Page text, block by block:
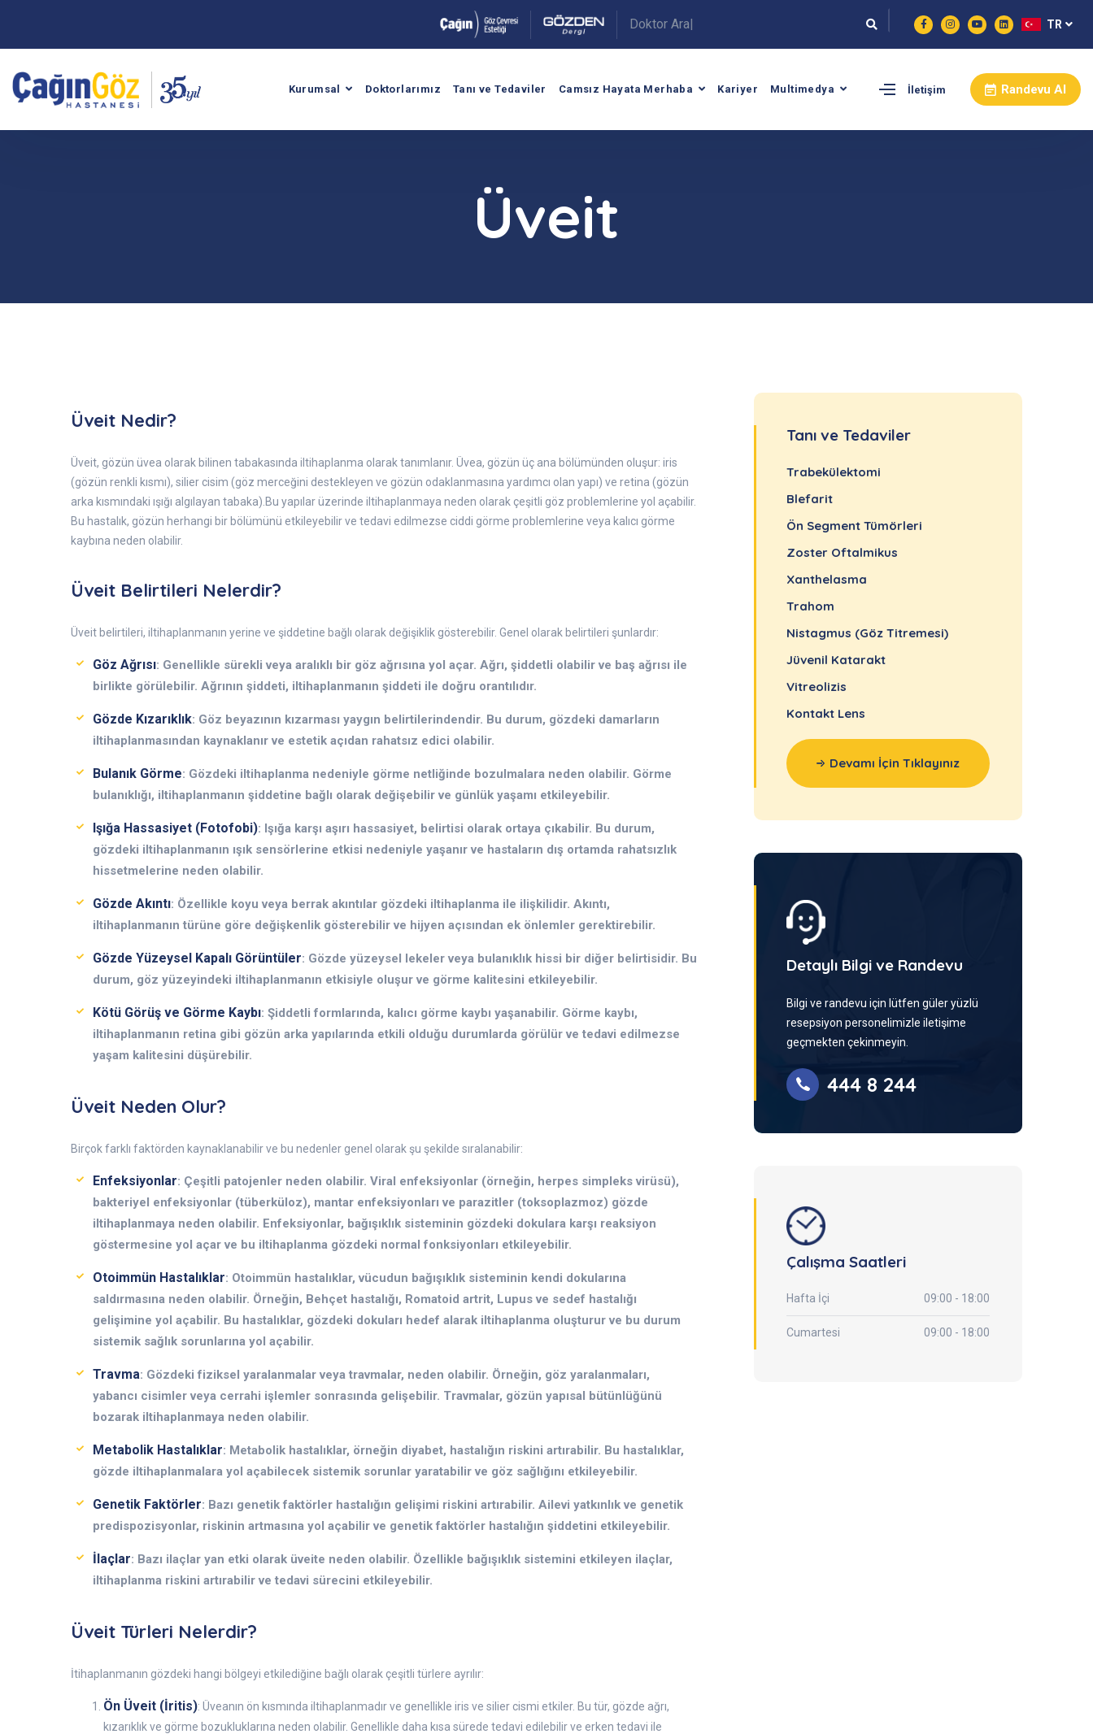
.| TR
Kurumsal Doktorlarımız Tanı ve Tedaviler Camsız Hayata Merhaba Kariyer Multimedya İletişim Randevu Al
Üveit
Üveit Nedir?
Üveit, gözün üvea olarak bilinen tabakasında iltihaplanma olarak tanımlanır. Üvea, gözün üç ana bölümünden oluşur: iris
(gözün renkli kısmı), silier cisim (göz merceğini destekleyen ve gözün odaklanmasına yardımcı olan yapı) ve retina (gözün
arka kısmındaki ışığı algılayan tabaka).Bu yapılar üzerinde iltihaplanmaya neden olarak çeşitli göz problemlerine yol açabilir.
Bu hastalık, gözün herhangi bir bölümünü etkileyebilir ve tedavi edilmezse ciddi görme problemlerine veya kalıcı görme
kaybına neden olabilir.
Üveit Belirtileri Nelerdir?
Üveit belirtileri, iltihaplanmanın yerine ve şiddetine bağlı olarak değişiklik gösterebilir. Genel olarak belirtileri şunlardır:
Göz Ağrısı: Genellikle sürekli veya aralıklı bir göz ağrısına yol açar. Ağrı, şiddetli olabilir ve baş ağrısı ile
birlikte görülebilir. Ağrının şiddeti, iltihaplanmanın şiddeti ile doğru orantılıdır.
Gözde Kızarıklık: Göz beyazının kızarması yaygın belirtilerindendir. Bu durum, gözdeki damarların
iltihaplanmasından kaynaklanır ve estetik açıdan rahatsız edici olabilir.
Bulanık Görme: Gözdeki iltihaplanma nedeniyle görme netliğinde bozulmalara neden olabilir. Görme
bulanıklığı, iltihaplanmanın şiddetine bağlı olarak değişebilir ve günlük yaşamı etkileyebilir.
Işığa Hassasiyet (Fotofobi): Işığa karşı aşırı hassasiyet, belirtisi olarak ortaya çıkabilir. Bu durum,
gözdeki iltihaplanmanın ışık sensörlerine etkisi nedeniyle yaşanır ve hastaların dış ortamda rahatsızlık
hissetmelerine neden olabilir.
Gözde Akıntı: Özellikle koyu veya berrak akıntılar gözdeki iltihaplanma ile ilişkilidir. Akıntı,
iltihaplanmanın türüne göre değişkenlik gösterebilir ve hijyen açısından ek önlemler gerektirebilir.
Gözde Yüzeysel Kapalı Görüntüler: Gözde yüzeysel lekeler veya bulanıklık hissi bir diğer belirtisidir. Bu
durum, göz yüzeyindeki iltihaplanmanın etkisiyle oluşur ve görme kalitesini etkileyebilir.
Kötü Görüş ve Görme Kaybı: Şiddetli formlarında, kalıcı görme kaybı yaşanabilir. Görme kaybı,
iltihaplanmanın retina gibi gözün arka yapılarında etkili olduğu durumlarda görülür ve tedavi edilmezse
yaşam kalitesini düşürebilir.
Üveit Neden Olur?
Birçok farklı faktörden kaynaklanabilir ve bu nedenler genel olarak şu şekilde sıralanabilir:
Enfeksiyonlar: Çeşitli patojenler neden olabilir. Viral enfeksiyonlar (örneğin, herpes simpleks virüsü),
bakteriyel enfeksiyonlar (tüberküloz), mantar enfeksiyonları ve parazitler (toksoplazmoz) gözde
iltihaplanmaya neden olabilir. Enfeksiyonlar, bağışıklık sisteminin gözdeki dokulara karşı reaksiyon
göstermesine yol açar ve bu iltihaplanma gözdeki normal fonksiyonları etkileyebilir.
Otoimmün Hastalıklar: Otoimmün hastalıklar, vücudun bağışıklık sisteminin kendi dokularına
saldırmasına neden olabilir. Örneğin, Behçet hastalığı, Romatoid artrit, Lupus ve sedef hastalığı
gelişimine yol açabilir. Bu hastalıklar, gözdeki dokuları hedef alarak iltihaplanma oluşturur ve bu durum
sistemik sağlık sorunlarına yol açabilir.
Travma: Gözdeki fiziksel yaralanmalar veya travmalar, neden olabilir. Örneğin, göz yaralanmaları,
yabancı cisimler veya cerrahi işlemler sonrasında gelişebilir. Travmalar, gözün yapısal bütünlüğünü
bozarak iltihaplanmaya neden olabilir.
Metabolik Hastalıklar: Metabolik hastalıklar, örneğin diyabet, hastalığın riskini artırabilir. Bu hastalıklar,
gözde iltihaplanmalara yol açabilecek sistemik sorunlar yaratabilir ve göz sağlığını etkileyebilir.
Genetik Faktörler: Bazı genetik faktörler hastalığın gelişimi riskini artırabilir. Ailevi yatkınlık ve genetik
predispozisyonlar, riskinin artmasına yol açabilir ve genetik faktörler hastalığın şiddetini etkileyebilir.
İlaçlar: Bazı ilaçlar yan etki olarak üveite neden olabilir. Özellikle bağışıklık sistemini etkileyen ilaçlar,
iltihaplanma riskini artırabilir ve tedavi sürecini etkileyebilir.
Üveit Türleri Nelerdir?
İtihaplanmanın gözdeki hangi bölgeyi etkilediğine bağlı olarak çeşitli türlere ayrılır:
Ön Üveit (İritis): Üveanın ön kısmında iltihaplanmadır ve genellikle iris ve silier cismi etkiler. Bu tür, gözde ağrı,
kızarıklık ve görme bozukluklarına neden olabilir. Genellikle daha kısa sürede tedavi edilebilir ve erken tedavi ile
Tanı ve Tedaviler
Trabekülektomi
Blefarit
Ön Segment Tümörleri
Zoster Oftalmikus
Xanthelasma
Trahom
Nistagmus (Göz Titremesi)
Jüvenil Katarakt
Vitreolizis
Kontakt Lens
Devamı İçin Tıklayınız
Detaylı Bilgi ve Randevu
Bilgi ve randevu için lütfen güler yüzlü
resepsiyon personelimizle iletişime
geçmekten çekinmeyin.
444 8 244
Çalışma Saatleri
Hafta İçi 09:00 - 18:00
Cumartesi 09:00 - 18:00